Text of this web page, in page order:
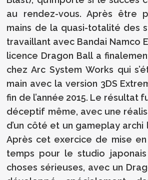
au rendez-vous. Après être
mains de la quasi-totalité des
travaillant avec Bandai Namco
licence Dragon Ball a
chez Arc System Works qui
main avec la version 3DS
fin de l’année 2015. Le résultat
déceptif même, avec une
d’un côté et un gameplay archi
Après cet exercice de mise
temps pour le studio
choses sérieuses, avec un